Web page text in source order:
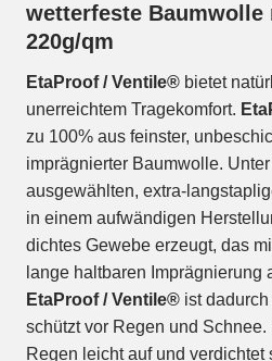
wetterfeste Baumwolle
220g/qm
EtaProof / Ventile® bietet
unerreichtem Tragekomfort.
zu 100% aus feinster,
imprägnierter Baumwolle.
ausgewählten, extra-
in einem aufwändigen
dichtes Gewebe erzeugt, das
lange haltbaren Imprägnierung
EtaProof / Ventile® ist
schützt vor Regen und
Regen leicht auf und verdichtet